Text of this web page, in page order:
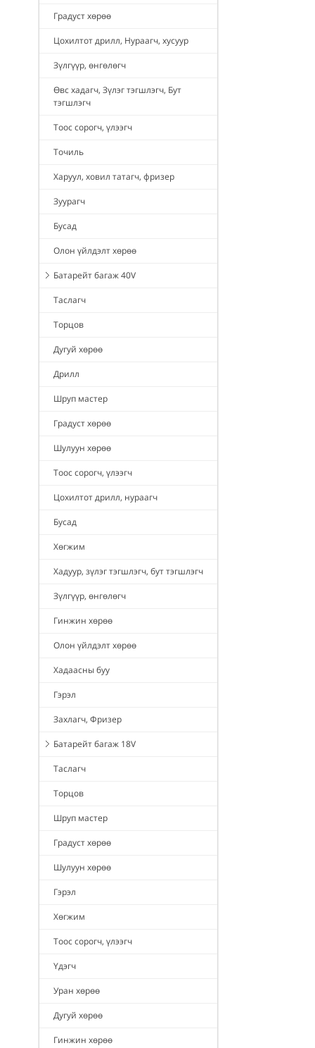
Градуст хөрөө
Цохилтот дрилл, Нураагч, хусуур
Зүлгүүр, өнгөлөгч
Өвс хадагч, Зүлэг тэгшлэгч, Бут
тэгшлэгч
Тоос сорогч, үлээгч
Точиль
Харуул, ховил татагч, фризер
Зуурагч
Бусад
Олон үйлдэлт хөрөө
Батарейт багаж 40V
Таслагч
Торцов
Дугуй хөрөө
Дрилл
Шруп мастер
Градуст хөрөө
Шулуун хөрөө
Тоос сорогч, үлээгч
Цохилтот дрилл, нураагч
Бусад
Хөгжим
Хадуур, зүлэг тэгшлэгч, бут тэгшлэгч
Зүлгүүр, өнгөлөгч
Гинжин хөрөө
Олон үйлдэлт хөрөө
Хадаасны буу
Гэрэл
Захлагч, Фризер
Батарейт багаж 18V
Таслагч
Торцов
Шруп мастер
Градуст хөрөө
Шулуун хөрөө
Гэрэл
Хөгжим
Тоос сорогч, үлээгч
Үдэгч
Уран хөрөө
Дугуй хөрөө
Гинжин хөрөө